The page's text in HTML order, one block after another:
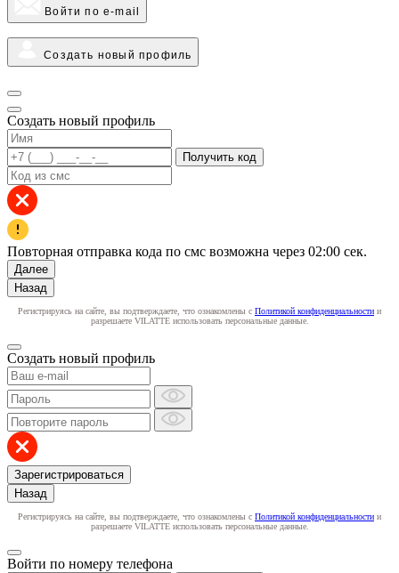
Войти по e-mail
Создать новый профиль
Создать новый профиль
Получить код
Повторная отправка кода по смс возможна через 02:00 сек.
Далее
Назад
Регистрируясь на сайте, вы подтверждаете, что ознакомлены с Политикой конфиденциальности и
разрешаете VILATTE использовать персональные данные.
Создать новый профиль
Зарегистрироваться
Назад
Регистрируясь на сайте, вы подтверждаете, что ознакомлены с Политикой конфиденциальности и
разрешаете VILATTE использовать персональные данные.
Войти по номеру телефона